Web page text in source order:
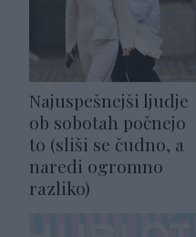
Najuspešnejši ljudje
ob sobotah počnejo
to (sliši se čudno, a
naredi ogromno
razliko)